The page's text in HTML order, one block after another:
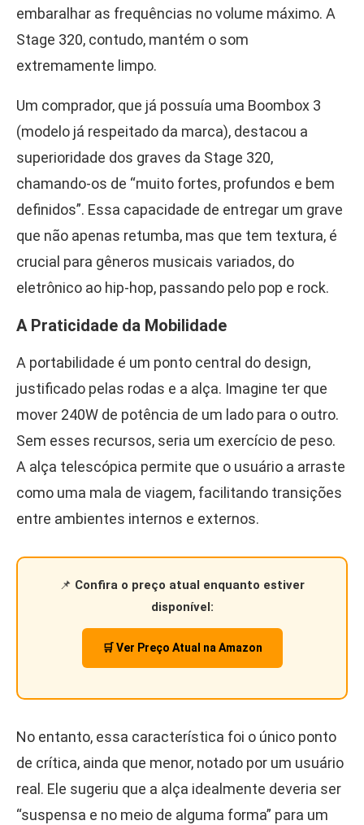
embaralhar as frequências no volume máximo. A
Stage 320, contudo, mantém o som
extremamente limpo.
Um comprador, que já possuía uma Boombox 3
(modelo já respeitado da marca), destacou a
superioridade dos graves da Stage 320,
chamando-os de “muito fortes, profundos e bem
definidos”. Essa capacidade de entregar um grave
que não apenas retumba, mas que tem textura, é
crucial para gêneros musicais variados, do
eletrônico ao hip-hop, passando pelo pop e rock.
A Praticidade da Mobilidade
A portabilidade é um ponto central do design,
justificado pelas rodas e a alça. Imagine ter que
mover 240W de potência de um lado para o outro.
Sem esses recursos, seria um exercício de peso.
A alça telescópica permite que o usuário a arraste
como uma mala de viagem, facilitando transições
entre ambientes internos e externos.
📌 Confira o preço atual enquanto estiver
disponível:
🛒 Ver Preço Atual na Amazon
No entanto, essa característica foi o único ponto
de crítica, ainda que menor, notado por um usuário
real. Ele sugeriu que a alça idealmente deveria ser
“suspensa e no meio de alguma forma” para um